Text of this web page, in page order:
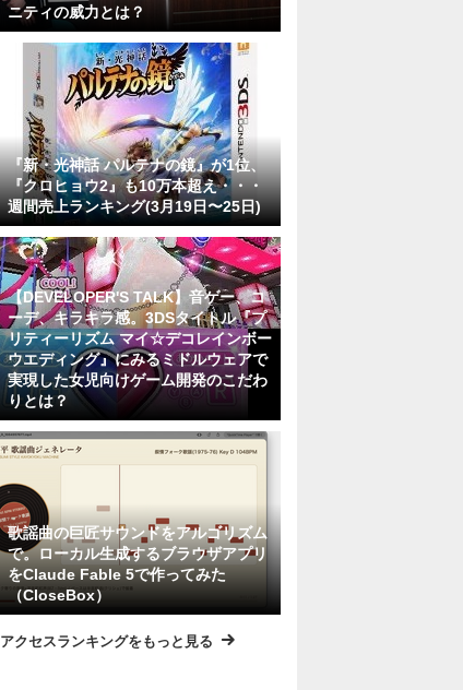
ニティの威力とは？
『新・光神話 パルテナの鏡』が1位、
『クロヒョウ2』も10万本超え・・・
週間売上ランキング(3月19日〜25日)
【DEVELOPER'S TALK】音ゲー、コ
ーデ、キラキラ感。3DSタイトル『プ
リティーリズム マイ☆デコレインボー
ウエディング』にみるミドルウェアで
実現した女児向けゲーム開発のこだわ
りとは？
歌謡曲の巨匠サウンドをアルゴリズム
で。ローカル生成するブラウザアプリ
をClaude Fable 5で作ってみた
（CloseBox）
アクセスランキングをもっと見る